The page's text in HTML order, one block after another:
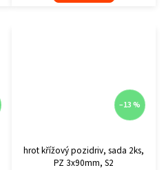
–13 %
hrot křížový pozidriv, sada 2ks,
PZ 3x90mm, S2